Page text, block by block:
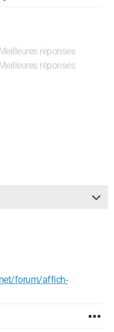
réponses
réponses
forum/affich-